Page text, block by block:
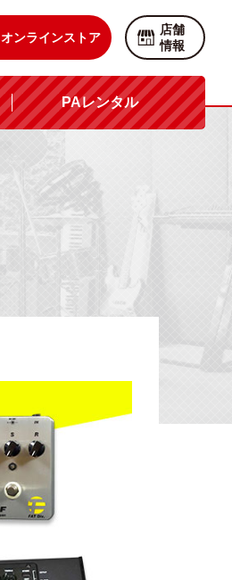
オンラインストア
店舗
情報
PAレンタル